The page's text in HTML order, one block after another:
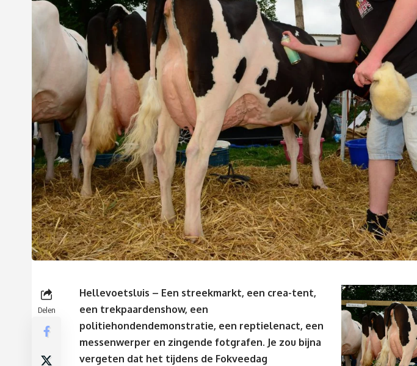
Delen
Hellevoetsluis – Een streekmarkt, een crea-tent,
een trekpaardenshow, een
politiehondendemonstratie, een reptielenact, een
messenwerper en zingende fotgrafen. Je zou bijna
vergeten dat het tijdens de Fokveedag